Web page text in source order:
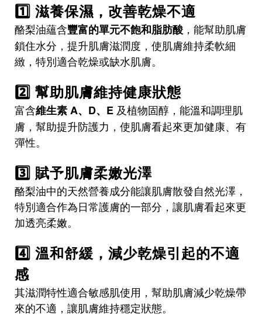
1️⃣ 滋養保濕，改善乾燥不適
酪梨油蘊含豐富的單元不飽和脂肪酸 ，能幫助肌膚
鎖住水分，提升肌膚滋潤度，使肌膚維持柔軟細
緻，特別適合乾燥或缺水肌膚。
2️⃣ 幫助肌膚維持健康狀態
富含維生素 A、D、E 及植物固醇，能溫和調理肌
膚，幫助提升防護力，使肌膚看起來更加健康、有
彈性。
3️⃣ 賦予肌膚柔嫩光澤
酪梨油中的天然營養成分能讓肌膚散發自然光澤，
特別適合作為日常護膚的一部分，讓肌膚看起來更
加透亮柔嫩。
4️⃣ 溫和舒緩，減少乾燥引起的不適
感
其滋潤特性適合敏感肌使用，幫助肌膚減少乾燥帶
來的不適，讓肌膚維持穩定狀態。